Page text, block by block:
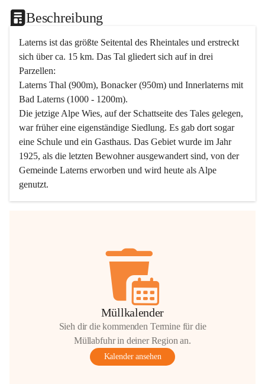
Beschreibung
Laterns ist das größte Seitental des Rheintales und erstreckt
sich über ca. 15 km. Das Tal gliedert sich auf in drei
Parzellen:
Laterns Thal (900m), Bonacker (950m) und Innerlaterns mit
Bad Laterns (1000 - 1200m).
Die jetzige Alpe Wies, auf der Schattseite des Tales gelegen,
war früher eine eigenständige Siedlung. Es gab dort sogar
eine Schule und ein Gasthaus. Das Gebiet wurde im Jahr
1925, als die letzten Bewohner ausgewandert sind, von der
Gemeinde Laterns erworben und wird heute als Alpe
genutzt.
Müllkalender
Sieh dir die kommenden Termine für die
Müllabfuhr in deiner Region an.
Kalender ansehen